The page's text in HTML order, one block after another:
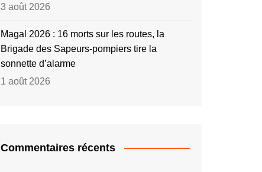
3 août 2026
Magal 2026 : 16 morts sur les routes, la
Brigade des Sapeurs-pompiers tire la
sonnette d’alarme
1 août 2026
Commentaires récents